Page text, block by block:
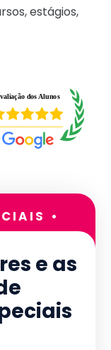
estágios,
•
e as